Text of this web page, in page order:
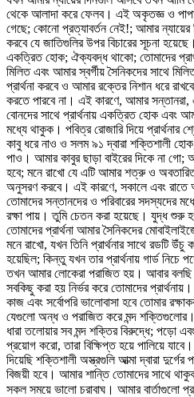
থেকে আলাদা করে ফেলব। এই অকৃতজ্ঞ ও
গেছে; কোনো প্রত্যাবর্তন নেই!; আমার ন্যায়ের
করবে যে জাতিগুলির উপর বিচারের সূচনা
একত্রিত হোক; ঐক্যবদ্ধ থাকো; তোমাদের
মিলিত এবং আমার স্বর্গীয় সৈনিকদের সাথে
প্রার্থনা করবে ও আমার রক্তের নিশান ধরে
করতে পারবে না। এই কারণে, আমার
বোনদের সাথে প্রার্থনায় একত্রিত হোক এবং
মধ্যে থাকুক। পবিত্র রোজারি দিয়ে প্রার্থনার
কাবু ধরে নাও ও সলম ৯১ দ্বারা শক্তিশালী
পাও। আমার কাবুর ছাড়া বাইরের দিকে না গো;
হবে; মনে রাখো যে এটি আমার শত্রু ও
অনুসরণ করবে। এই কারণে, সকালে এবং রাতে
তোমাদের সন্তানদের ও পরিবারের সদস্যদের
রক্ষা পায়। তুমি চেতন করা হয়েছে। যুদ্ধ শুরু
তোমাদের প্রার্থনা আমার সৈনিকদের
মনে রাখো, যখন তিনি প্রার্থনার সাথে রডটি
হয়েছিল; কিন্তু যখন তার প্রার্থনায় গার্ড
তখন আমার লোকেরা পরাজিত হয়। আবার বলছি
সবকিছু করা হয় নির্ভর করে তোমাদের
কাজ এবং সর্বোপরি ভালোবাসা হবে তোমার
যেগুলো অন্ধ ও পরাজিত করে মন্দ
ধারা তলোয়ার সব মন্দ শক্তির বিরুদ্ধে; পড়ো
প্রয়োগ করো, তারা বিক্ষিপ্ত হয়ে পালিয়ে
দিয়েছি শক্তিশালী অস্ত্রগুলি আত্মা দ্বারা
বিজয়ী হবে। আমার শান্তি তোমাদের সাথে
সকল সময়ে ভালো চরাবাঘ। আমার বার্তাগুলো